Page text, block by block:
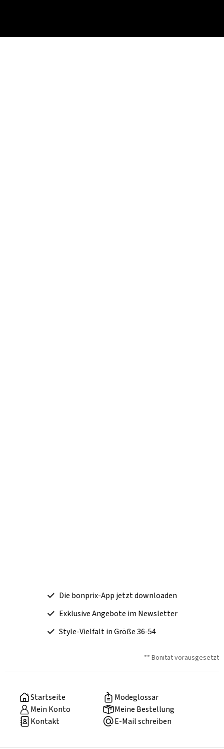
Die bonprix-App jetzt downloaden
Exklusive Angebote im Newsletter
Style-Vielfalt in Größe 36-54
** Bonität vorausgesetzt
Startseite
Modeglossar
Mein Konto
Meine Bestellung
Kontakt
E-Mail schreiben